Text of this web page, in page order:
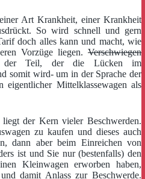
Art Krankheit, einer Krankheit
So wird schnell und gern
doch alles kann und macht, wie
Vorzüge liegen. Verschwiegen
der Teil, der die Lücken im
somit wird- um in der Sprache der
eigentlicher Mittelklassewagen als
der Kern vieler Beschwerden.
zu kaufen und dieses auch
dann aber beim Einreichen von
ist und Sie nur (bestenfalls) den
Kleinwagen erworben haben,
damit Anlass zur Beschwerde.